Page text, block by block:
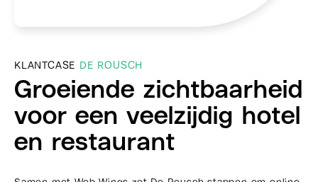
KLANTCASE DE ROUSCH
Groeiende zichtbaarheid
voor een veelzijdig hotel
en restaurant